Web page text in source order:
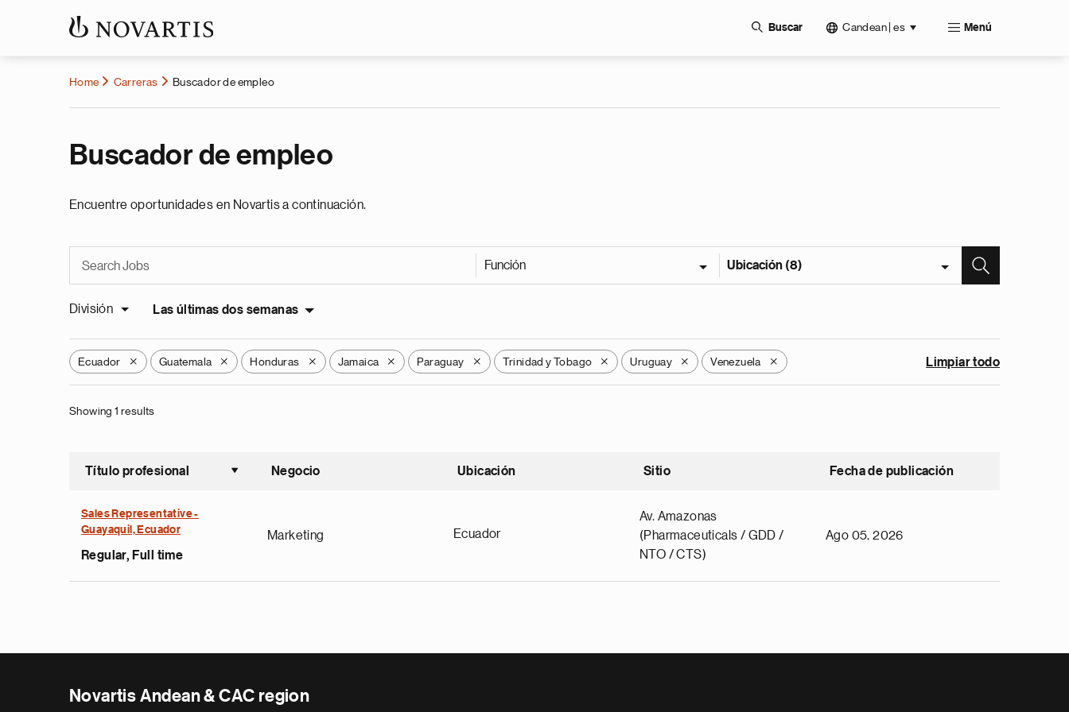
Buscar Candean | es Menú
Home Carreras Buscador de empleo
Buscador de empleo
Encuentre oportunidades en Novartis a continuación.
Función Ubicación (8)
División Las últimas dos semanas
Ecuador X Guatemala X Honduras X Jamaica X Paraguay X Trinidad y Tobago X Uruguay X Venezuela X Limpiar todo
Showing 1 results
Título profesional
Ordenar ascendente
Negocio Ubicación Sitio Fecha de publicación
Sales Representative -
Guayaquil, Ecuador
Regular, Full time
Marketing Ecuador
Av. Amazonas
(Pharmaceuticals / GDD /
NTO / CTS)
Ago 05, 2026
Novartis Andean & CAC region